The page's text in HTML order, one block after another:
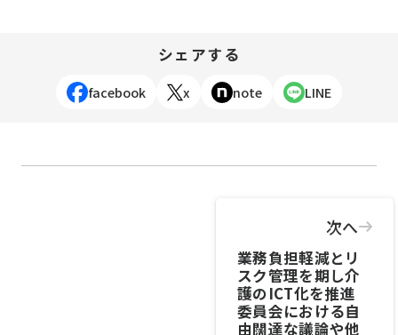
シェアする
facebook x note LINE
次へ
業務負担軽減とリ
スク管理を期し介
護のICT化を推進
委員会における自
由闊達な議論や他